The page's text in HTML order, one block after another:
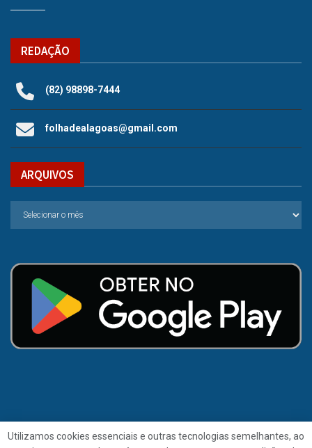
REDAÇÃO
(82) 98898-7444
folhadealagoas@gmail.com
ARQUIVOS
Utilizamos cookies essenciais e outras tecnologias semelhantes, ao